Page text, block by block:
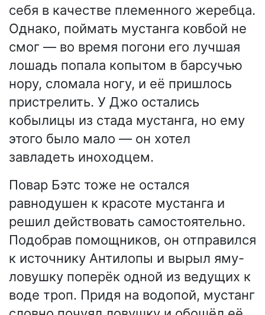
себя в качестве племенного жеребца.
Однако, поймать мустанга ковбой не
смог — во время погони его лучшая
лошадь попала копытом в барсучью
нору, сломала ногу, и её пришлось
пристрелить. У Джо остались
кобылицы из стада мустанга, но ему
этого было мало — он хотел
завладеть иноходцем.
Повар Бэтс тоже не остался
равнодушен к красоте мустанга и
решил действовать самостоятельно.
Подобрав помощников, он отправился
к источнику Антилопы и вырыл яму-
ловушку поперёк одной из ведущих к
воде троп. Придя на водопой, мустанг